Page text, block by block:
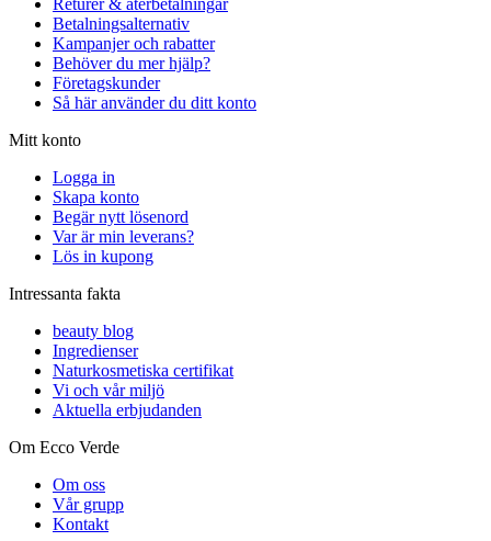
Returer & återbetalningar
Betalningsalternativ
Kampanjer och rabatter
Behöver du mer hjälp?
Företagskunder
Så här använder du ditt konto
Mitt konto
Logga in
Skapa konto
Begär nytt lösenord
Var är min leverans?
Lös in kupong
Intressanta fakta
beauty blog
Ingredienser
Naturkosmetiska certifikat
Vi och vår miljö
Aktuella erbjudanden
Om Ecco Verde
Om oss
Vår grupp
Kontakt